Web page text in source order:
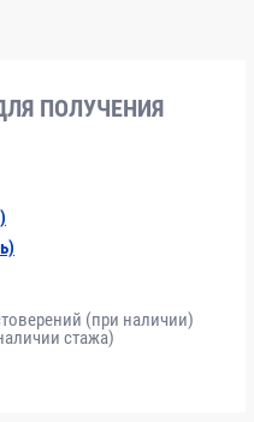
ПОЛУЧЕНИЯ
(при наличии)
стажа)
влияющих на